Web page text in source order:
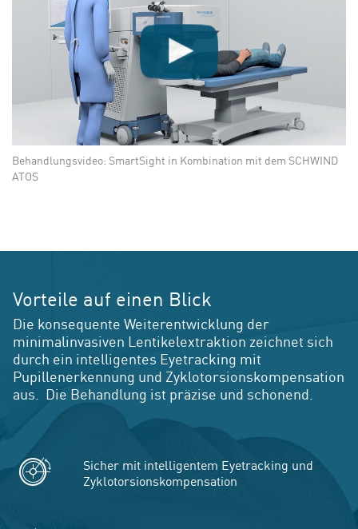
Play
Video
Behandlungsvideo: SmartSight in Kombination mit dem SCHWIND
ATOS
Vorteile auf einen Blick
Die konsequente Weiterentwicklung der
minimalinvasiven Lentikelextraktion zeichnet sich
durch ein intelligentes Eyetracking mit
Pupillenerkennung und Zyklotorsionskompensation
aus. Die Behandlung ist präzise und schonend.
Sicher mit intelligentem Eyetracking und
Zyklotorsionskompensation